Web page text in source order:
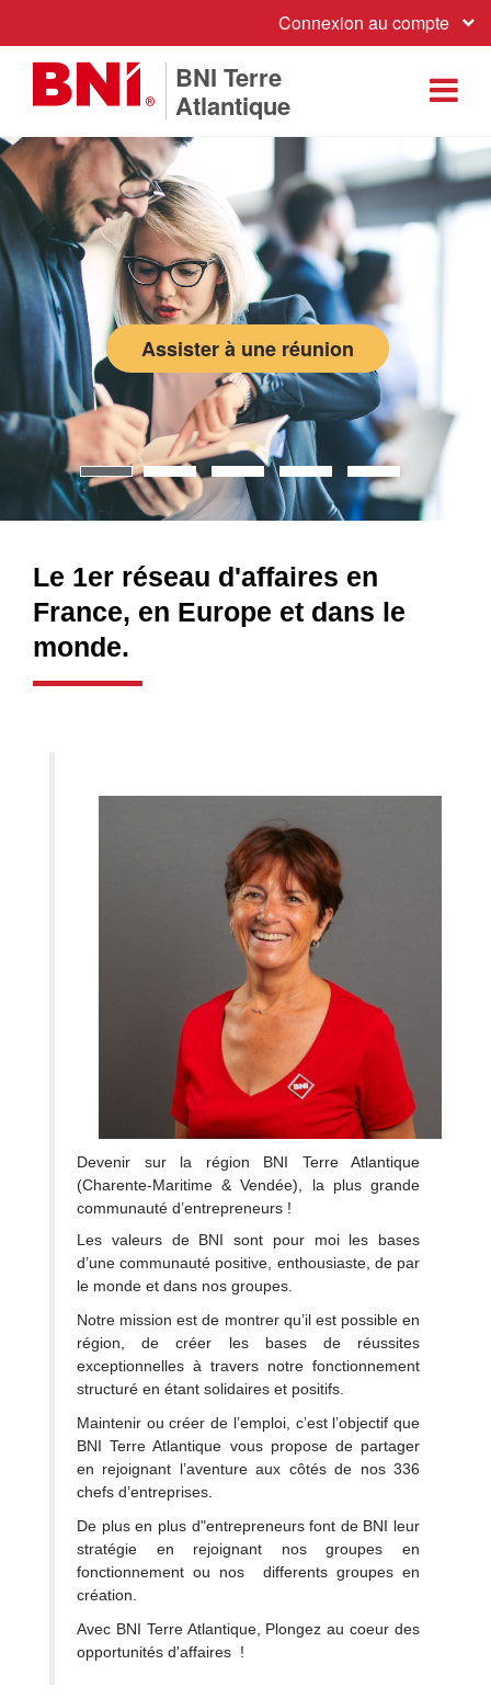
Connexion au compte
BNI Terre
Atlantique
Assister à une réunion
Le 1er réseau d'affaires en
France, en Europe et dans le
monde.
Devenir sur la région BNI Terre Atlantique
(Charente-Maritime & Vendée), la plus grande
communauté d’entrepreneurs !
Les valeurs de BNI sont pour moi les bases
d’une communauté positive, enthousiaste, de par
le monde et dans nos groupes.
Notre mission est de montrer qu’il est possible en
région, de créer les bases de réussites
exceptionnelles à travers notre fonctionnement
structuré en étant solidaires et positifs.
Maintenir ou créer de l’emploi, c’est l’objectif que
BNI Terre Atlantique vous propose de partager
en rejoignant l’aventure aux côtés de nos 336
chefs d’entreprises.
De plus en plus d"entrepreneurs font de BNI leur
stratégie en rejoignant nos groupes en
fonctionnement ou nos differents groupes en
création.
Avec BNI Terre Atlantique, Plongez au coeur des
opportunités d'affaires !